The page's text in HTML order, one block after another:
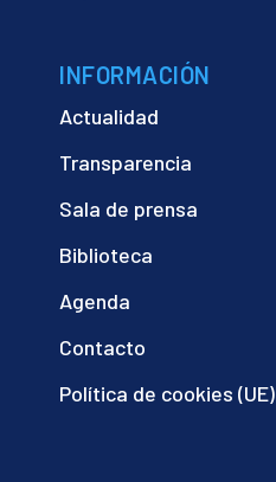
INFORMACIÓN
Actualidad
Transparencia
Sala de prensa
Biblioteca
Agenda
Contacto
Política de cookies (UE)